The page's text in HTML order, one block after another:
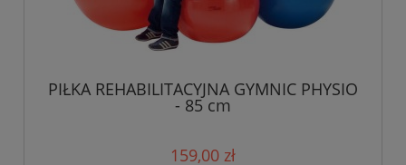
PIŁKA REHABILITACYJNA GYMNIC PHYSIO
- 85 cm
159,00 zł